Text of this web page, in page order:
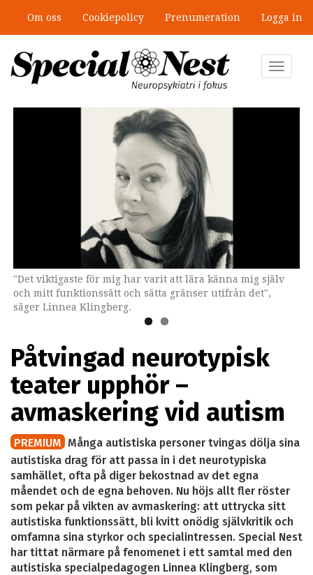
huvudinnehåll
Om oss Cookiepolicy Prenumeration Logga in
Toggle
"Det viktigaste för mig har varit att lära känna mig själv
och mitt funktionssätt och sätta gränser utifrån det",
säger Linnea Klingberg.
Avmaskering vid autism börjar få allt mer
uppmärksamhet. Genrebild från Shutterstock.
Påtvingad neurotypisk
teater upphör –
avmaskering vid autism
PREMIUM Många autistiska personer tvingas dölja sina
autistiska drag för att passa in i det neurotypiska
samhället, ofta på diger bekostnad av det egna
måendet och de egna behoven. Nu höjs allt fler röster
som pekar på vikten av avmaskering: att uttrycka sitt
autistiska funktionssätt, bli kvitt onödig självkritik och
omfamna sina styrkor och specialintressen. Special Nest
har tittat närmare på fenomenet i ett samtal med den
autistiska specialpedagogen Linnea Klingberg, som
”Jobbet gick bra – just därför togs
stödet bort”